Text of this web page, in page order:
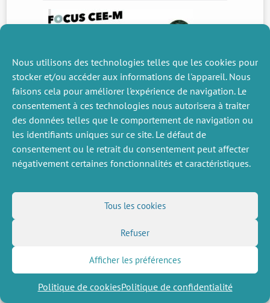
Nous utilisons des technologies telles que les cookies pour
stocker et/ou accéder aux informations de l'appareil. Nous
faisons cela pour améliorer l'expérience de navigation. Le
consentement à ces technologies nous autorisera à traiter
des données telles que le comportement de navigation ou
les identifiants uniques sur ce site. Le défaut de
consentement ou le retrait du consentement peut affecter
négativement certaines fonctionnalités et caractéristiques.
Tous les cookies
Refuser
Afficher les préférences
Politique de cookiesPolitique de confidentialité
ACTUALITÉS
PRÉCÉDENTE
DIVERS
Job market
NOUS SUIVRE
Réseaux sociaux
(Twitter)